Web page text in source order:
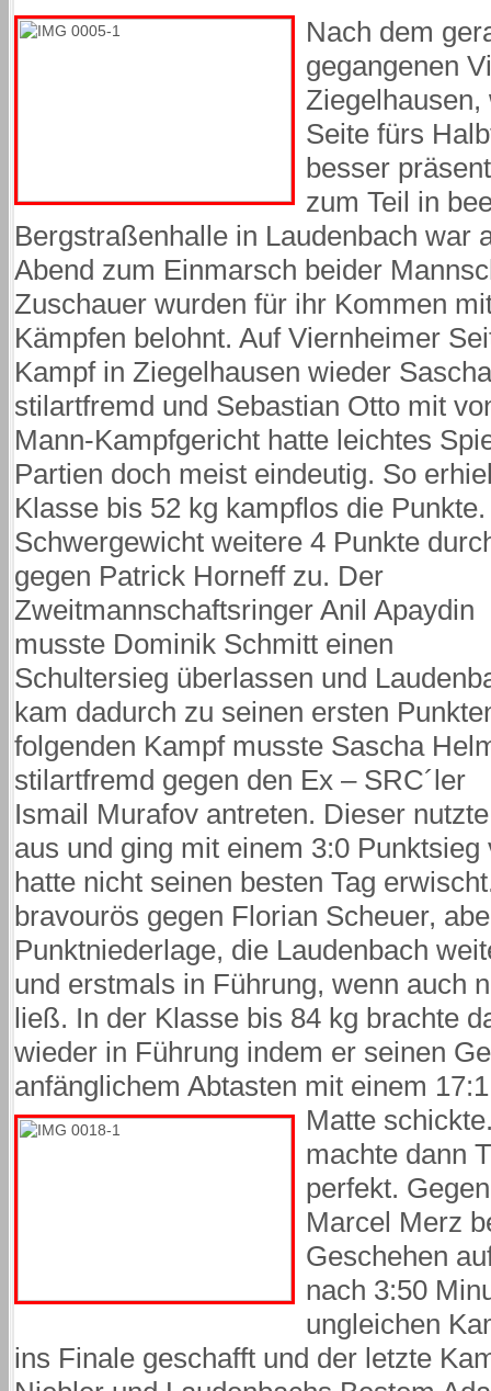
Nach dem
gegangenen
Seite fürs
besser
zum Teil in
Bergstraßenhalle in Laudenbach war
Abend zum Einmarsch beider
Zuschauer wurden für ihr Kommen
Kämpfen belohnt. Auf Viernheimer
Kampf in Ziegelhausen wieder
stilartfremd und Sebastian Otto mit
Mann-Kampfgericht hatte leichtes
Partien doch meist eindeutig. So
Klasse bis 52 kg kampflos die
Schwergewicht weitere 4 Punkte
gegen Patrick Horneff zu. Der
Zweitmannschaftsringer Anil Apaydin
musste Dominik Schmitt einen
Schultersieg überlassen und
kam dadurch zu seinen ersten
folgenden Kampf musste Sascha
stilartfremd gegen den Ex – SRC´ler
Ismail Murafov antreten. Dieser
aus und ging mit einem 3:0
hatte nicht seinen besten Tag
bravourös gegen Florian Scheuer,
Punktniederlage, die Laudenbach
und erstmals in Führung, wenn auch
ließ. In der Klasse bis 84 kg brachte
wieder in Führung indem er seinen
anfänglichem Abtasten mit einem
Matte
machte dann
perfekt.
Marcel Merz
Geschehen
nach 3:50
ungleichen
ins Finale geschafft und der letzte